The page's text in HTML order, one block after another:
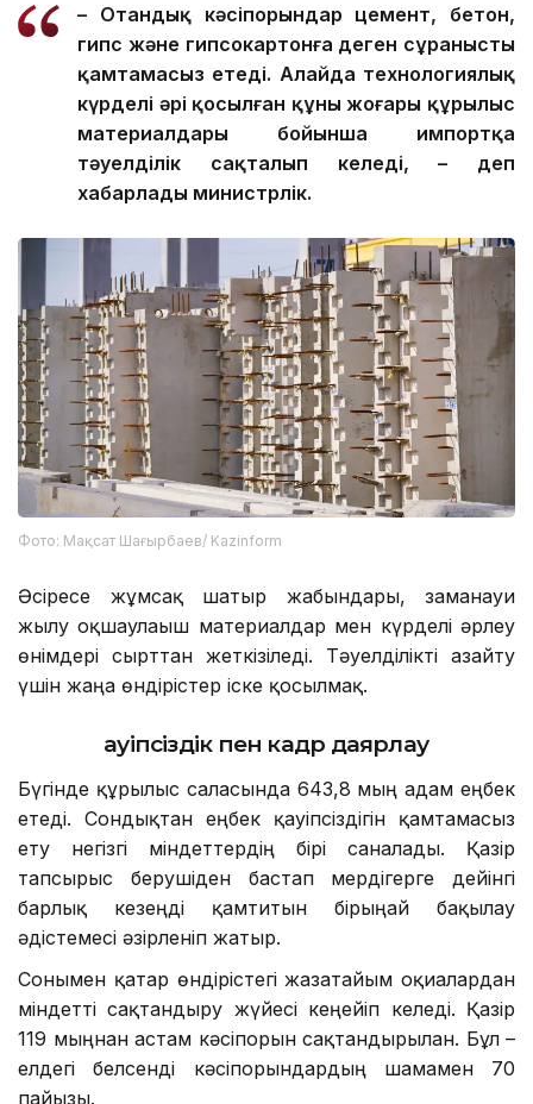
– Отандық кәсіпорындар цемент, бетон,
гипс және гипсокартонға деген сұранысты
қамтамасыз етеді. Алайда технологиялық
күрделі әрі қосылған құны жоғары құрылыс
материалдары бойынша импортқа
тәуелділік сақталып келеді, – деп
хабарлады министрлік.
Фото: Мақсат Шағырбаев/ Kazinform
Әсіресе жұмсақ шатыр жабындары, заманауи
жылу оқшаулағыш материалдар мен күрделі әрлеу
өнімдері сырттан жеткізіледі. Тәуелділікті азайту
үшін жаңа өндірістер іске қосылмақ.
Қауіпсіздік пен кадр даярлау
Бүгінде құрылыс саласында 643,8 мың адам еңбек
етеді. Сондықтан еңбек қауіпсіздігін қамтамасыз
ету негізгі міндеттердің бірі саналады. Қазір
тапсырыс берушіден бастап мердігерге дейінгі
барлық кезеңді қамтитын бірыңғай бақылау
әдістемесі әзірленіп жатыр.
Сонымен қатар өндірістегі жазатайым оқиғалардан
міндетті сақтандыру жүйесі кеңейіп келеді. Қазір
119 мыңнан астам кәсіпорын сақтандырылған. Бұл –
елдегі белсенді кәсіпорындардың шамамен 70
пайызы.